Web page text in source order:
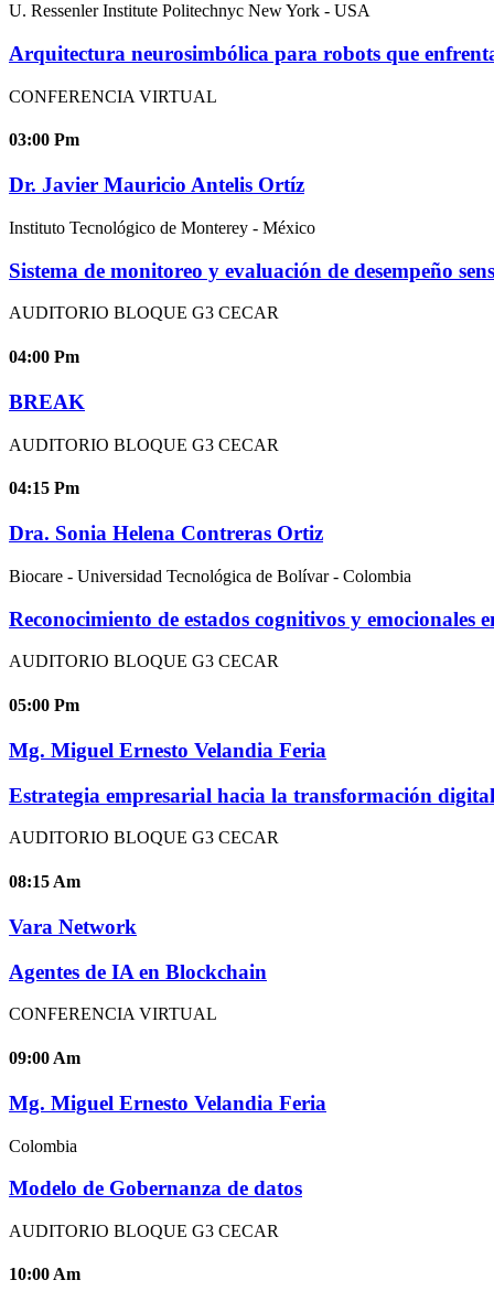
U. Ressenler Institute Politechnyc New York - USA
Arquitectura neurosimbólica para robots que
CONFERENCIA VIRTUAL
03:00 Pm
Dr. Javier Mauricio Antelis Ortíz
Instituto Tecnológico de Monterey - México
Sistema de monitoreo y evaluación de desempeño
AUDITORIO BLOQUE G3 CECAR
04:00 Pm
BREAK
AUDITORIO BLOQUE G3 CECAR
04:15 Pm
Dra. Sonia Helena Contreras Ortiz
Biocare - Universidad Tecnológica de Bolívar - Colombia
Reconocimiento de estados cognitivos y emocionales
AUDITORIO BLOQUE G3 CECAR
05:00 Pm
Mg. Miguel Ernesto Velandia Feria
Estrategia empresarial hacia la transformación digital
AUDITORIO BLOQUE G3 CECAR
08:15 Am
Vara Network
Agentes de IA en Blockchain
CONFERENCIA VIRTUAL
09:00 Am
Mg. Miguel Ernesto Velandia Feria
Colombia
Modelo de Gobernanza de datos
AUDITORIO BLOQUE G3 CECAR
10:00 Am